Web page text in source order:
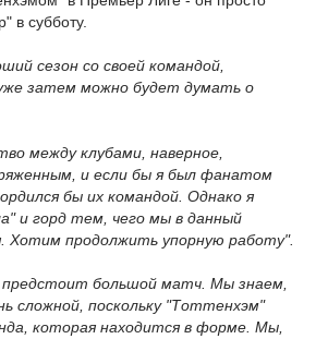
в субботу.
сезон со своей командой,
затем можно будет думать о
между клубами, наверное,
и если бы я был фанатом
бы их командой. Однако я
и горд тем, чего мы в данный
Хотим продолжить упорную работу".
большой матч. Мы знаем,
сложной, поскольку "Тоттенхэм"
которая находится в форме. Мы,